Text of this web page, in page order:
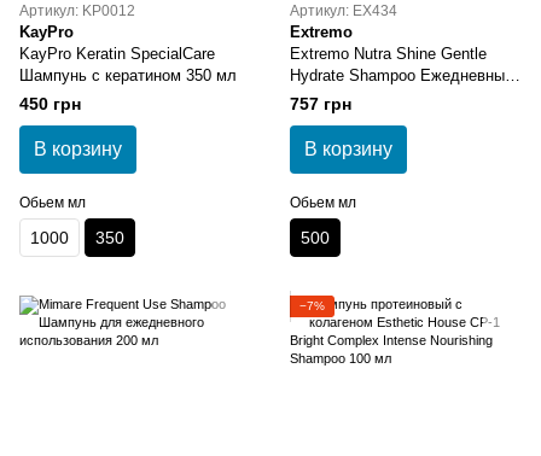
Артикул: KP0012
KayPro
KayPro Keratin SpecialCare
Шампунь с кератином 350 мл
450 грн
В корзину
Обьем мл
1000 350
Артикул: EX434
Extremo
Extremo Nutra Shine Gentle
Hydrate Shampoo Ежедневный
шампунь для очищения,
увлажнения и питания кожи
500 мл
757 грн
В корзину
Обьем мл
500
−7%